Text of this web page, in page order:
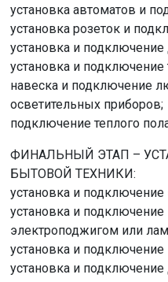
установка автоматов и
установка розеток и
установка и
установка и подключение
навеска и подключение
осветительных приборов;
подключение теплого
ФИНАЛЬНЫЙ ЭТАП –
БЫТОВОЙ ТЕХНИКИ:
установка и
установка и подключение
электроподжигом или
установка и подключение
установка и